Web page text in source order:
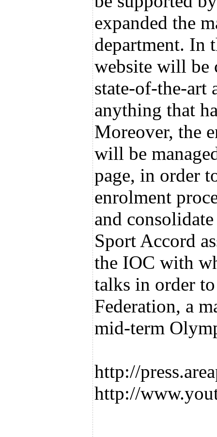
expanded the
department. In
website will be
state-of-the-art
anything that
Moreover, the
will be
page, in order
enrolment
and
Sport Accord
the IOC with
talks in order
Federation, a
mid-term
http://
http://